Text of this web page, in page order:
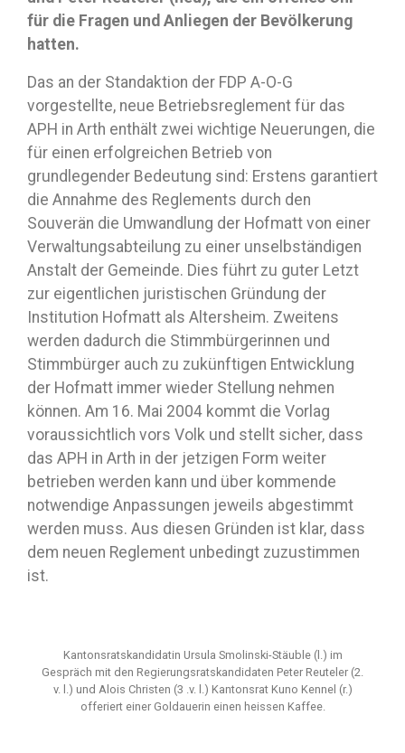
für die Fragen und Anliegen der Bevölkerung
hatten.
Das an der Standaktion der FDP A-O-G
vorgestellte, neue Betriebsreglement für das
APH in Arth enthält zwei wichtige Neuerungen, die
für einen erfolgreichen Betrieb von
grundlegender Bedeutung sind: Erstens garantiert
die Annahme des Reglements durch den
Souverän die Umwandlung der Hofmatt von einer
Verwaltungsabteilung zu einer unselbständigen
Anstalt der Gemeinde. Dies führt zu guter Letzt
zur eigentlichen juristischen Gründung der
Institution Hofmatt als Altersheim. Zweitens
werden dadurch die Stimmbürgerinnen und
Stimmbürger auch zu zukünftigen Entwicklung
der Hofmatt immer wieder Stellung nehmen
können. Am 16. Mai 2004 kommt die Vorlag
voraussichtlich vors Volk und stellt sicher, dass
das APH in Arth in der jetzigen Form weiter
betrieben werden kann und über kommende
notwendige Anpassungen jeweils abgestimmt
werden muss. Aus diesen Gründen ist klar, dass
dem neuen Reglement unbedingt zuzustimmen
ist.
Kantonsratskandidatin Ursula Smolinski-Stäuble (l.) im
Gespräch mit den Regierungsratskandidaten Peter Reuteler (2.
v. l.) und Alois Christen (3 .v. l.) Kantonsrat Kuno Kennel (r.)
offeriert einer Goldauerin einen heissen Kaffee.